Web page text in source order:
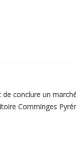
conclure un
Comminges